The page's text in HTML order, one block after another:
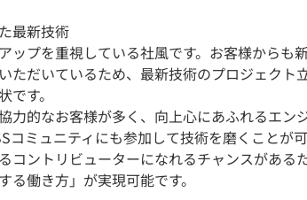
最新技術
ップを重視している社風です。お客様からも
ただいているため、最新技術のプロジェクト
です。
力的なお客様が多く、向上心にあふれるエン
コミュニティにも参加して技術を磨くことが
コントリビューターになれるチャンスがある
る働き方」が実現可能です。